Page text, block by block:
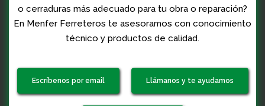
o cerraduras más adecuado para tu obra o reparación?
En Menfer Ferreteros te asesoramos con conocimiento
técnico y productos de calidad.
Escríbenos por email Llámanos y te ayudamos